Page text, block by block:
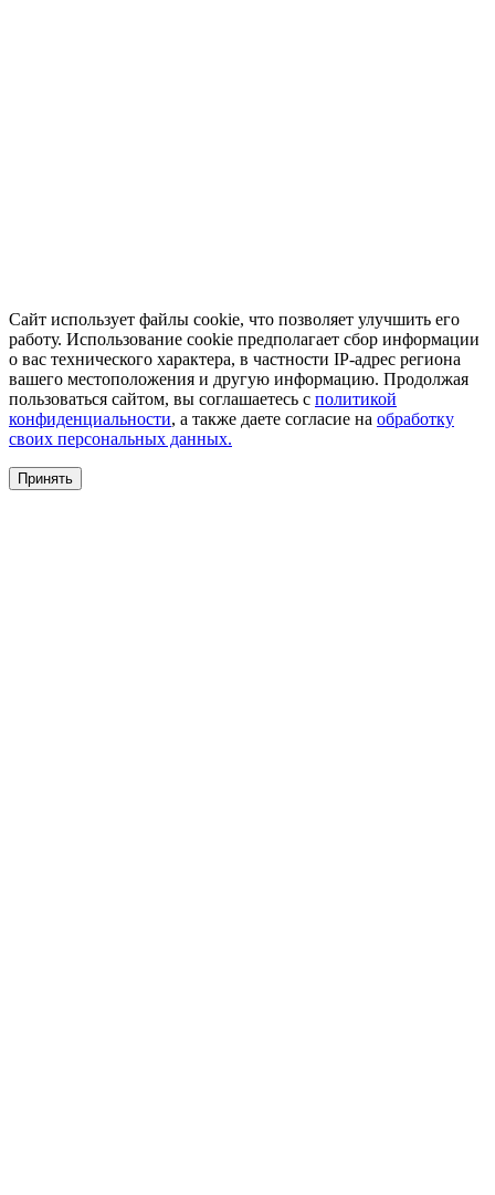
Сайт использует файлы cookie, что позволяет улучшить его
работу. Использование cookie предполагает сбор информации
о вас технического характера, в частности IP-адрес региона
вашего местоположения и другую информацию. Продолжая
пользоваться сайтом, вы соглашаетесь с политикой
конфиденциальности, а также даете согласие на обработку
своих персональных данных.
Принять